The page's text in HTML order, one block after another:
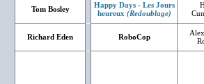
Tom Bosley
Happy Days - Les Jours
heureux (Redoublage)
Richard Eden RoboCop